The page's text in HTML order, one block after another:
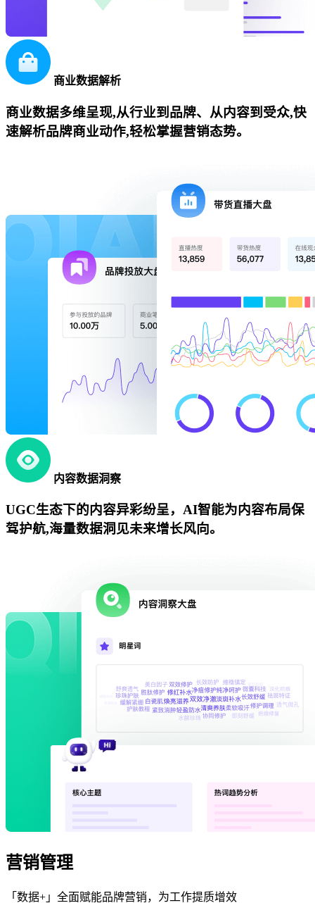
商业数据解析
商业数据多维呈现,从行业到品牌、从内容到受众,快
速解析品牌商业动作,轻松掌握营销态势。
内容数据洞察
UGC生态下的内容异彩纷呈，AI智能为内容布局保
驾护航,海量数据洞见未来增长风向。
营销管理
「数据+」全面赋能品牌营销，为工作提质增效